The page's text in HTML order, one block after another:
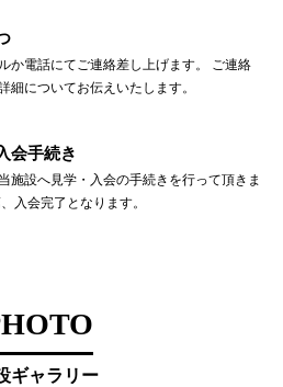
か電話にてご連絡差し上げます。 ご連絡
細についてお伝えいたします。
会手続き
施設へ見学・入会の手続きを行って頂きま
入会完了となります。
ギャラリー